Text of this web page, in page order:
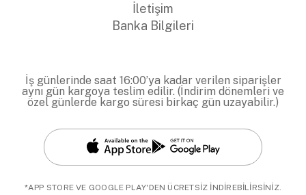
İletişim
Banka Bilgileri
İş günlerinde saat 16:00’ya kadar verilen siparişler
aynı gün kargoya teslim edilir. (İndirim dönemleri ve
özel günlerde kargo süresi birkaç gün uzayabilir.)
*APP STORE VE GOOGLE PLAY'DEN ÜCRETSİZ İNDİREBİLİRSİNİZ.